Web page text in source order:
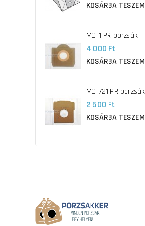
KOSÁRBA TESZEM
MC-1 PR porzsák
4 000 Ft
KOSÁRBA TESZEM
MC-721 PR porzsák
2 500 Ft
KOSÁRBA TESZEM